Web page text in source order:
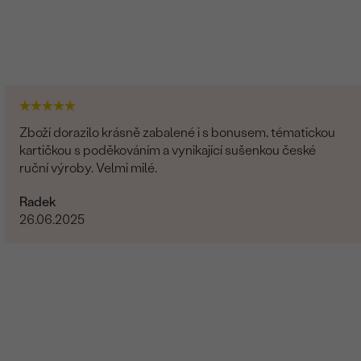
Zboží dorazilo krásně zabalené i s bonusem, tématickou
kartičkou s poděkováním a vynikající sušenkou české
ruční výroby. Velmi milé.
Radek
26.06.2025